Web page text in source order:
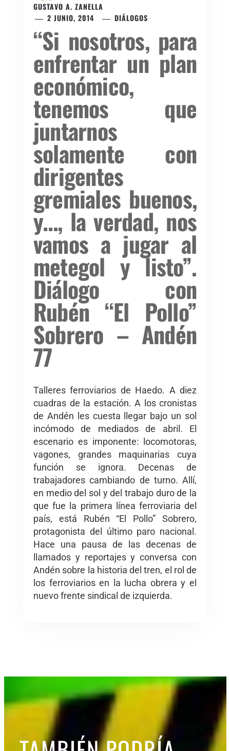
GUSTAVO A. ZANELLA
2 JUNIO, 2014
DIÁLOGOS
“Si nosotros, para
enfrentar un plan
económico,
tenemos que
juntarnos
solamente con
dirigentes
gremiales buenos,
y…, la verdad, nos
vamos a jugar al
metegol y listo”.
Diálogo con
Rubén “El Pollo”
Sobrero – Andén
77
Talleres ferroviarios de Haedo. A diez
cuadras de la estación. A los cronistas
de Andén les cuesta llegar bajo un sol
incómodo de mediados de abril. El
escenario es imponente: locomotoras,
vagones, grandes maquinarias cuya
función se ignora. Decenas de
trabajadores cambiando de turno. Allí,
en medio del sol y del trabajo duro de la
que fue la primera línea ferroviaria del
país, está Rubén “El Pollo” Sobrero,
protagonista del último paro nacional.
Hace una pausa de las decenas de
llamados y reportajes y conversa con
Andén sobre la historia del tren, el rol de
los ferroviarios en la lucha obrera y el
nuevo frente sindical de izquierda.